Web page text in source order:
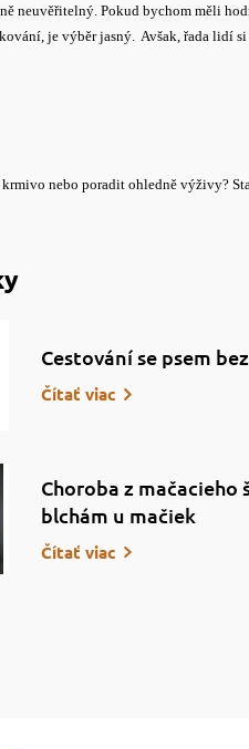
neuvěřitelný. Pokud bychom měli
je výběr jasný. Avšak, řada lidí
nebo poradit ohledně výživy?
Cestování se psem
Čítať viac
Choroba z
blchám u mačiek
Čítať viac